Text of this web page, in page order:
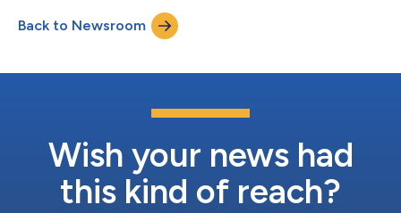
přibližně 16 kilometrů jihovýchodně od Vídně. Zkušební závod
společnosti OMV bude využívat její patentovanou technologii
ReOil® k přeměně plastov...
Back to Newsroom
Wish your news had
this kind of reach?